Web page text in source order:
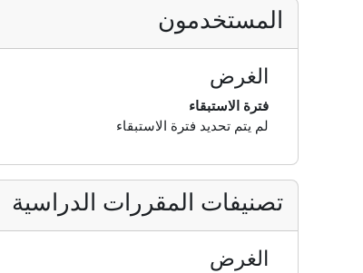
المستخدمون
الغرض
فترة الاستبقاء
لم يتم تحديد فترة الاستبقاء
تصنيفات المقررات الدراسية
الغرض